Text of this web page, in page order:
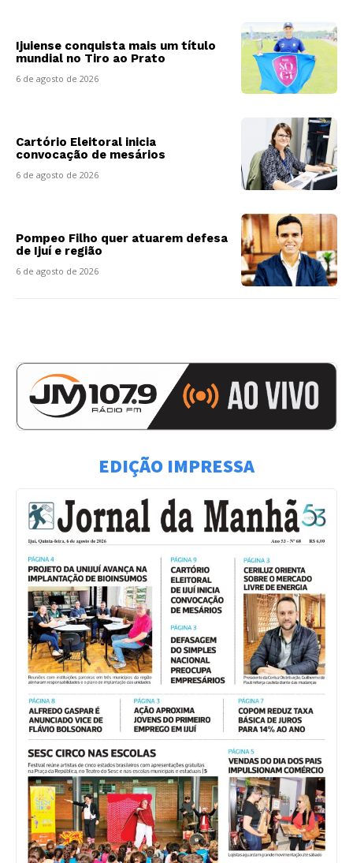
Ijuiense conquista mais um título
mundial no Tiro ao Prato
6 de agosto de 2026
Cartório Eleitoral inicia
convocação de mesários
6 de agosto de 2026
Pompeo Filho quer atuarem defesa
de Ijuí e região
6 de agosto de 2026
EDIÇÃO IMPRESSA